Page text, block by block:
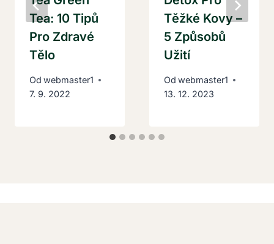
Tea: 10 Tipů
Pro Zdravé
Tělo
Od webmaster1
7. 9. 2022
Těžké Kovy –
5 Způsobů
Užití
Od webmaster1
13. 12. 2023